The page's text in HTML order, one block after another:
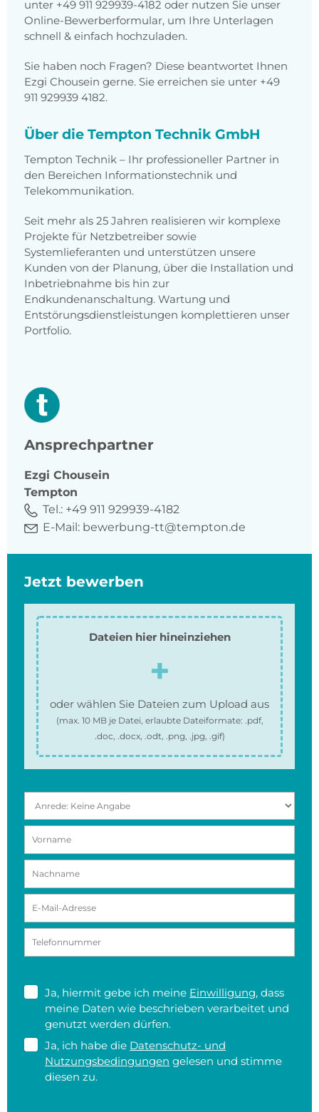
unter +49 911 929939-4182 oder nutzen Sie unser
Online-Bewerberformular, um Ihre Unterlagen
schnell & einfach hochzuladen.
Sie haben noch Fragen? Diese beantwortet Ihnen
Ezgi Chousein gerne. Sie erreichen sie unter +49
911 929939 4182.
Über die Tempton Technik GmbH
Tempton Technik – Ihr professioneller Partner in
den Bereichen Informationstechnik und
Telekommunikation.
Seit mehr als 25 Jahren realisieren wir komplexe
Projekte für Netzbetreiber sowie
Systemlieferanten und unterstützen unsere
Kunden von der Planung, über die Installation und
Inbetriebnahme bis hin zur
Endkundenanschaltung. Wartung und
Entstörungsdienstleistungen komplettieren unser
Portfolio.
Ansprechpartner
Ezgi Chousein
Tempton
Tel.: +49 911 929939-4182
E-Mail: bewerbung-tt@tempton.de
Jetzt bewerben
Dateien hier hineinziehen
oder wählen Sie Dateien zum Upload aus
(max. 10 MBje Datei, erlaubte Dateiformate: .pdf,
.doc, .docx, .odt, .png, .jpg, .gif)
Ja, hiermit gebe ich meine Einwilligung, dass
meine Daten wie beschrieben verarbeitet und
genutzt werden dürfen.
Ja, ich habe die Datenschutz- und
Nutzungsbedingungen gelesen und stimme
diesen zu.